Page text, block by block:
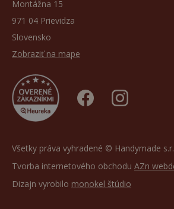
Montážna 15
971 04 Prievidza
Slovensko
Zobraziť na mape
Všetky práva vyhradené © Handymade
Tvorba internetového obchodu AZn
Dizajn vyrobilo monokel štúdio